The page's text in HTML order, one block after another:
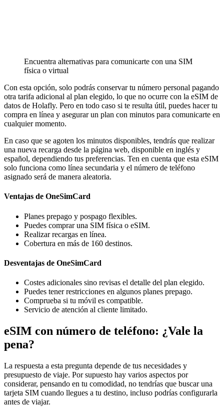
Encuentra alternativas para comunicarte con una SIM
física o virtual
Con esta opción, solo podrás conservar tu número personal pagando
otra tarifa adicional al plan elegido, lo que no ocurre con la eSIM de
datos de Holafly. Pero en todo caso si te resulta útil, puedes hacer tu
compra en línea y asegurar un plan con minutos para comunicarte en
cualquier momento.
En caso que se agoten los minutos disponibles, tendrás que realizar
una nueva recarga desde la página web, disponible en inglés y
español, dependiendo tus preferencias. Ten en cuenta que esta eSIM
solo funciona como línea secundaria y el número de teléfono
asignado será de manera aleatoria.
Ventajas de OneSimCard
Planes prepago y pospago flexibles.
Puedes comprar una SIM física o eSIM.
Realizar recargas en línea.
Cobertura en más de 160 destinos.
Desventajas de OneSimCard
Costes adicionales sino revisas el detalle del plan elegido.
Puedes tener restricciones en algunos planes prepago.
Comprueba si tu móvil es compatible.
Servicio de atención al cliente limitado.
eSIM con número de teléfono: ¿Vale la
pena?
La respuesta a esta pregunta depende de tus necesidades y
presupuesto de viaje. Por supuesto hay varios aspectos por
considerar, pensando en tu comodidad, no tendrías que buscar una
tarjeta SIM cuando llegues a tu destino, incluso podrías configurarla
antes de viajar.